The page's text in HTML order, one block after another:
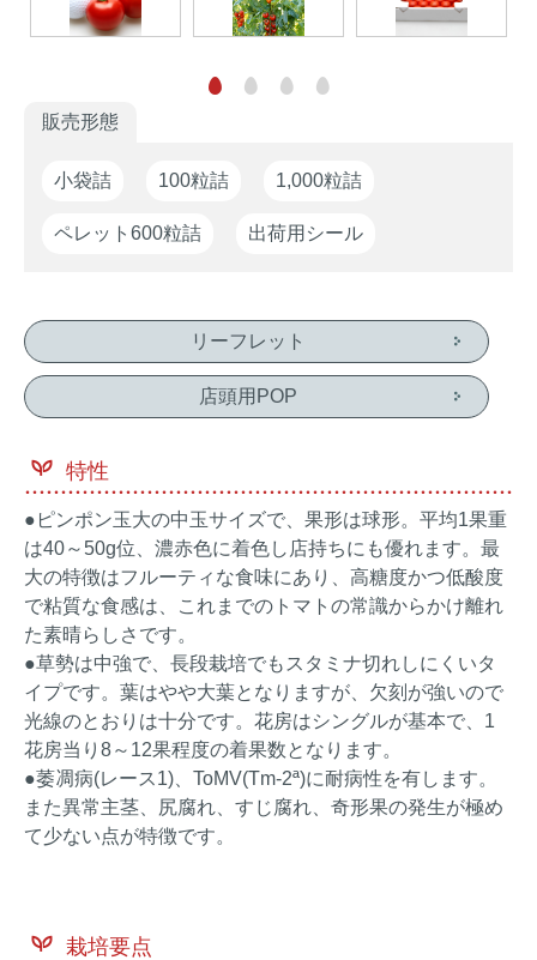
販売形態
小袋詰 100粒詰 1,000粒詰
ペレット600粒詰 出荷用シール
リーフレット
店頭用POP
特性
●ピンポン玉大の中玉サイズで、果形は球形。平均1果重
は40～50g位、濃赤色に着色し店持ちにも優れます。最
大の特徴はフルーティな食味にあり、高糖度かつ低酸度
で粘質な食感は、これまでのトマトの常識からかけ離れ
た素晴らしさです。
●草勢は中強で、長段栽培でもスタミナ切れしにくいタ
イプです。葉はやや大葉となりますが、欠刻が強いので
光線のとおりは十分です。花房はシングルが基本で、1
花房当り8～12果程度の着果数となります。
●萎凋病(レース1)、ToMV(Tm-2ª)に耐病性を有します。
また異常主茎、尻腐れ、すじ腐れ、奇形果の発生が極め
て少ない点が特徴です。
栽培要点